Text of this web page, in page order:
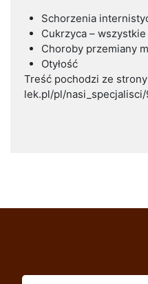
Schorzenia
Cukrzyca –
Choroby przemiany
Otyłość
Treść pochodzi ze
lek.pl/pl/nasi_specjalisci/